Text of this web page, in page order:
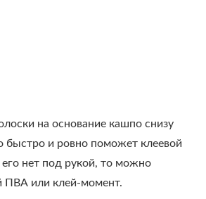
на основание кашпо снизу
быстро и ровно поможет клеевой
нет под рукой, то можно
ПВА или клей-момент.